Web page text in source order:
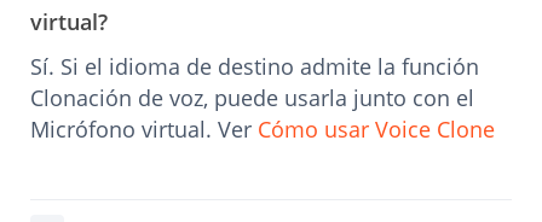
virtual?
Sí. Si el idioma de destino admite la función
Clonación de voz, puede usarla junto con el
Micrófono virtual. Ver Cómo usar Voice Clone